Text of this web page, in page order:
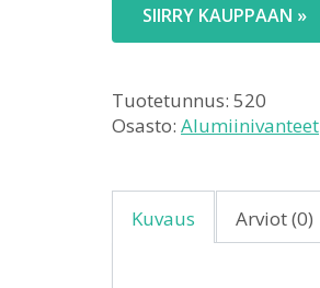
SIIRRY KAUPPAAN »
Tuotetunnus: 520
Osasto: Alumiinivanteet
Kuvaus Arviot (0)